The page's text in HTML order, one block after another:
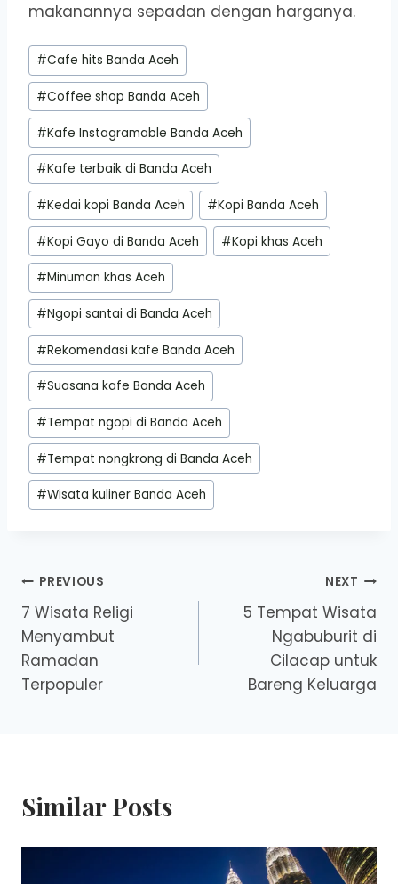
makanannya sepadan dengan harganya.
Post
Tags:
#Cafe hits Banda Aceh
#Coffee shop Banda Aceh
#Kafe Instagramable Banda Aceh
#Kafe terbaik di Banda Aceh
#Kedai kopi Banda Aceh #Kopi Banda Aceh
#Kopi Gayo di Banda Aceh #Kopi khas Aceh
#Minuman khas Aceh
#Ngopi santai di Banda Aceh
#Rekomendasi kafe Banda Aceh
#Suasana kafe Banda Aceh
#Tempat ngopi di Banda Aceh
#Tempat nongkrong di Banda Aceh
#Wisata kuliner Banda Aceh
Post
navigation
PREVIOUS
7 Wisata Religi
Menyambut
Ramadan
Terpopuler
NEXT
5 Tempat Wisata
Ngabuburit di
Cilacap untuk
Bareng Keluarga
Similar Posts